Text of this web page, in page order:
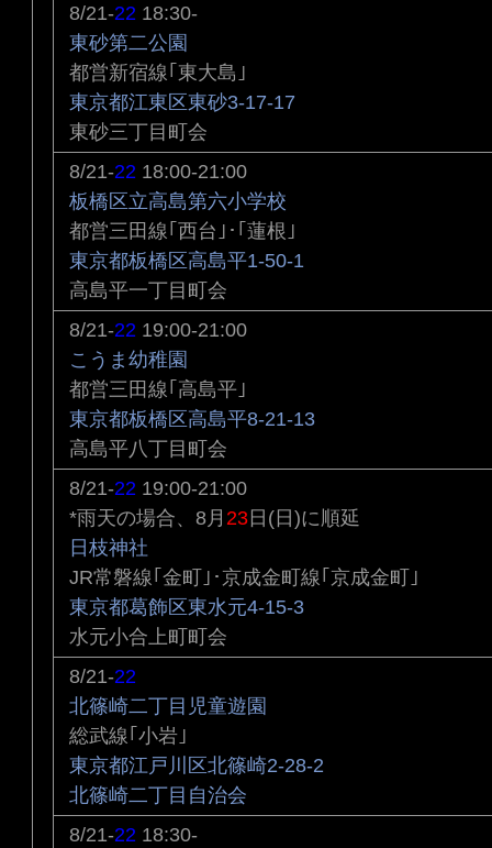
8/21-22 18:30-
東砂第二公園
都営新宿線｢東大島｣
東京都江東区東砂3-17-17
東砂三丁目町会
8/21-22 18:00-21:00
板橋区立高島第六小学校
都営三田線｢西台｣･｢蓮根｣
東京都板橋区高島平1-50-1
高島平一丁目町会
8/21-22 19:00-21:00
こうま幼稚園
都営三田線｢高島平｣
東京都板橋区高島平8-21-13
高島平八丁目町会
8/21-22 19:00-21:00
*雨天の場合、8月 23 日(日)に順延
日枝神社
JR常磐線｢金町｣･京成金町線｢京成金町｣
東京都葛飾区東水元4-15-3
水元小合上町町会
8/21-22
北篠崎二丁目児童遊園
総武線｢小岩｣
東京都江戸川区北篠崎2-28-2
北篠崎二丁目自治会
8/21-22 18:30-